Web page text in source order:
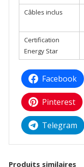
Câbles inclus
Certification
Energy Star
Facebook
Pinterest
Telegram
Produits similaires